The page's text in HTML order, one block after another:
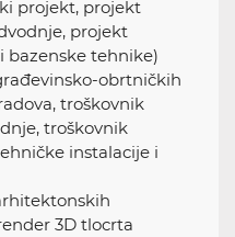
projekt, projekt
projekt
tehnike)
obrtničkih
troškovnik
troškovnik
instalacije i
3D tlocrta